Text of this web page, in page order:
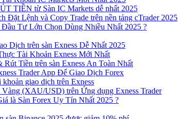
TIỀN từ Sàn IC Markets dễ nhất 2025
Đặt Lệnh và Copy Trade trên nền tảng cTrader 2025
Tư Lớn Chọn Dùng Nhiều Nhất 2025 ?
Dịch trên sàn Exness Dễ Nhất 2025
Tài Khoản Exness Mới Nhất
Tiền trên sàn Exness An Toàn Nhất
Trader App Để Giao Dịch Forex
giao dịch trên Exness
(XAU/USD) trên Ứng dụng Exness Trader
là Sàn Forex Uy Tín Nhất 2025 ?